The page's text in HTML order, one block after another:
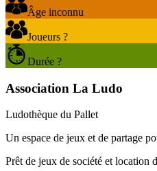
Âge inconnu
Joueurs ?
Durée ?
Association La Ludo
Ludothèque du Pallet
Un espace de jeux et de partage
Prêt de jeux de société et location